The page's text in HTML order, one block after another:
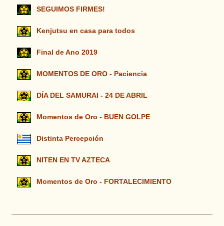
SEGUIMOS FIRMES!
Kenjutsu en casa para todos
Final de Ano 2019
MOMENTOS DE ORO - Paciencia
DÍA DEL SAMURAI - 24 DE ABRIL
Momentos de Oro - BUEN GOLPE
Distinta Percepción
NITEN EN TV AZTECA
Momentos de Oro - FORTALECIMIENTO